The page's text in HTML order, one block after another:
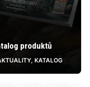
produktů
, KATALOG